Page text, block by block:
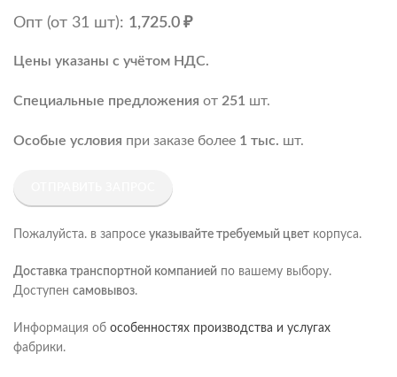
Опт (от 31 шт): 1,725.0 ₽
Цены указаны с учётом НДС.
Специальные предложения от 251 шт.
Особые условия при заказе более 1 тыс. шт.
Пожалуйста. в запросе указывайте требуемый цвет корпуса.
Доставка транспортной компанией по вашему выбору.
Доступен самовывоз.
Информация об особенностях производства и услугах
фабрики.